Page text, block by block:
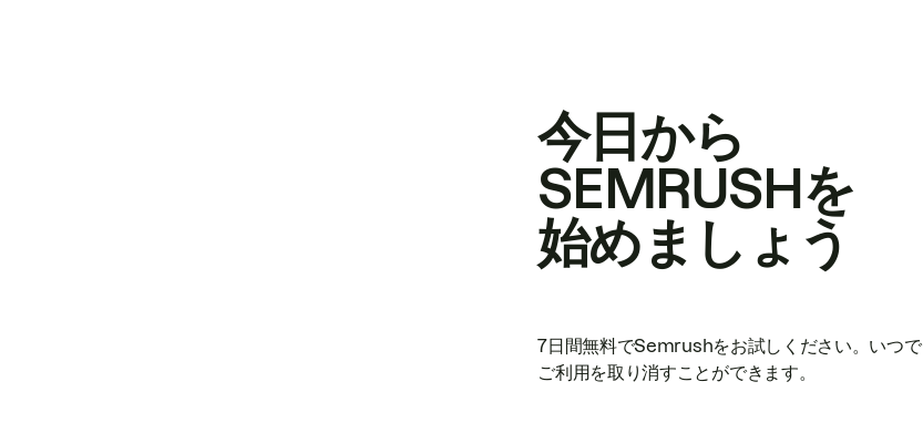
今日から
SEMRUSHを
始めましょう
7日間無料でSemrushをお試しください。いつ
ご利用を取り消すことができます。